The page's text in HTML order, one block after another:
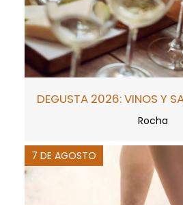
DEGUSTA 2026: VINOS Y
Rocha
7 DE AGOSTO